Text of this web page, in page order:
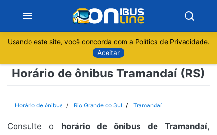
Sobre
Minas Gerais
São Paulo
Usando este site, você concorda com a Política de Privacidade.
Aceitar
Horário de ônibus Tramandaí (RS)
Horário de ônibus Rio Grande do Sul Tramandaí
Consulte o horário de ônibus de Tramandaí,